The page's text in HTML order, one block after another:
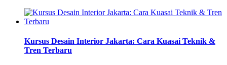
Kursus Desain Interior Jakarta: Cara Kuasai Teknik &
Tren Terbaru